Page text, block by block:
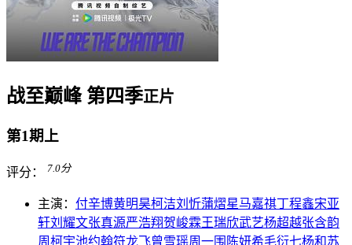
战至巅峰 第四季正片
第1期上
评分： 7.0分
主演： 付辛博黄明昊柯洁刘忻蒲熠星马嘉祺丁程鑫宋亚
轩刘耀文张真源严浩翔贺峻霖王瑞欣武艺杨超越张含韵
周柯宇池约翰符龙飞曾雪瑶周一围 陈妍希毛衍七杨和苏